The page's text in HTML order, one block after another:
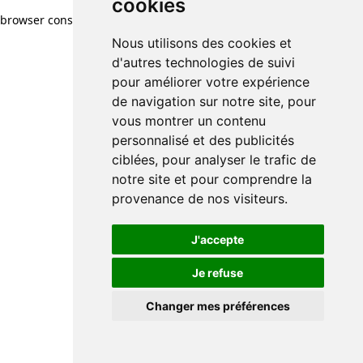
cookies
Nous utilisons des cookies et
d'autres technologies de suivi
pour améliorer votre expérience
de navigation sur notre site, pour
vous montrer un contenu
personnalisé et des publicités
ciblées, pour analyser le trafic de
notre site et pour comprendre la
provenance de nos visiteurs.
J'accepte
Je refuse
Changer mes préférences
browser console for more information)